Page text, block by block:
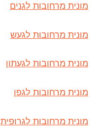
מונית מרחובות לגנים
מונית מרחובות לגעש
מונית מרחובות לגעתון
מונית מרחובות לגפן
מונית מרחובות לגרופית